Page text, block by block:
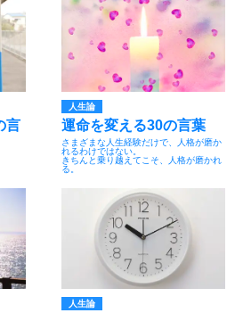
言
人生論
運命を変える30の言葉
さまざまな人生経験だけで、人格が磨か
れるわけではない。
きちんと乗り越えてこそ、人格が磨かれ
る。
人生論